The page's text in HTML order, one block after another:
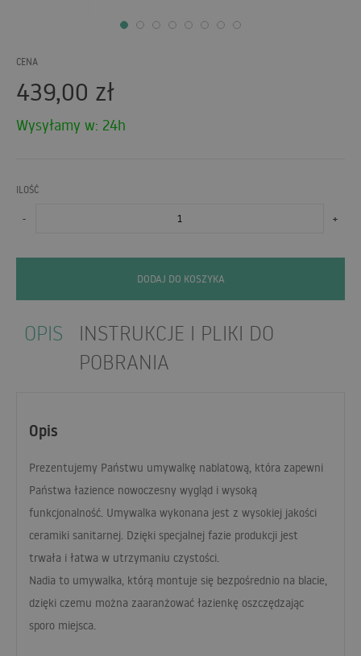
CENA
439,00 zł
Wysyłamy w: 24h
ILOŚĆ
- +
DODAJ DO KOSZYKA
OPIS
INSTRUKCJE I PLIKI DO
POBRANIA
Opis
Prezentujemy Państwu umywalkę nablatową, która zapewni
Państwa łazience nowoczesny wygląd i wysoką
funkcjonalność. Umywalka wykonana jest z wysokiej jakości
ceramiki sanitarnej. Dzięki specjalnej fazie produkcji jest
trwała i łatwa w utrzymaniu czystości.
Nadia to umywalka, którą montuje się bezpośrednio na blacie,
dzięki czemu można zaaranżować łazienkę oszczędzając
sporo miejsca.